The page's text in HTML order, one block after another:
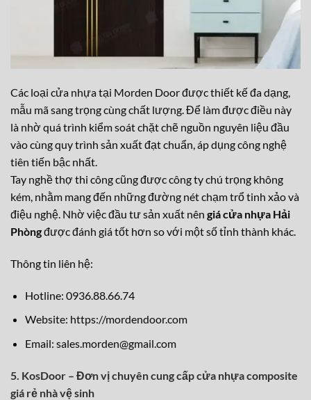
Các loại cửa nhựa tại Morden Door được thiết kế đa dạng,
mẫu mã sang trọng cùng chất lượng. Để làm được điều này
là nhờ quá trình kiểm soát chặt chẽ nguồn nguyên liệu đầu
vào cùng quy trình sản xuất đạt chuẩn, áp dụng công nghệ
tiên tiến bậc nhất.
Tay nghề thợ thi công cũng được công ty chú trọng không
kém, nhằm mang đến những đường nét chạm trổ tinh xảo và
điệu nghệ. Nhờ việc đầu tư sản xuất nên giá cửa nhựa Hải
Phòngđược đánh giá tốt hơn so với một số tỉnh thành khác.
Thông tin liên hệ:
Hotline: 0936.88.66.74
Website: https://mordendoor.com
Email: sales.morden@gmail.com
5. KosDoor – Đơn vị chuyên cung cấp cửa nhựa composite
giá rẻ nhà vệ sinh